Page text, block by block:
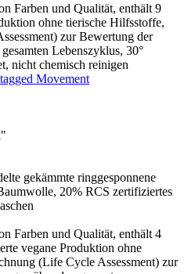
Farben und Qualität, enthält 9
ohne tierische Hilfsstoffe,
zur Bewertung der
Lebenszyklus, 30°
nicht chemisch reinigen
Movement
gekämmte ringgesponnene
20% RCS zertifiziertes
Farben und Qualität, enthält 4
vegane Produktion ohne
(Life Cycle Assessment) zur